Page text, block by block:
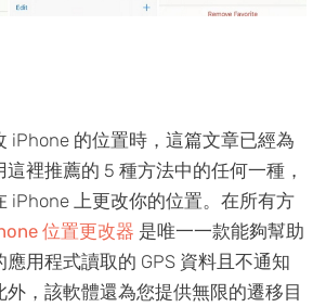
iPhone 的位置時，這篇文章已經為
裡推薦的 5 種方法中的任何一種，
iPhone 上更改你的位置。在所有方
位置更改器 是唯一一款能夠幫助
用程式讀取的 GPS 資料且不通知
，該軟體還為您提供無限的遷移目